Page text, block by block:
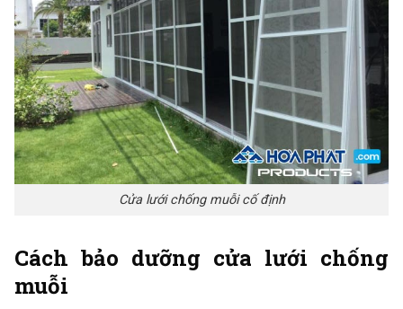
Cửa lưới chống muỗi cố định
Cách bảo dưỡng cửa lưới chống
muỗi